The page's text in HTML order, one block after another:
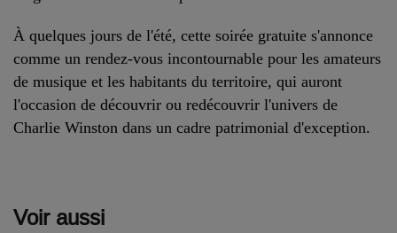
À quelques jours de l'été, cette soirée gratuite s'annonce
comme un rendez-vous incontournable pour les amateurs
de musique et les habitants du territoire, qui auront
l'occasion de découvrir ou redécouvrir l'univers de
Charlie Winston dans un cadre patrimonial d'exception.
Voir aussi